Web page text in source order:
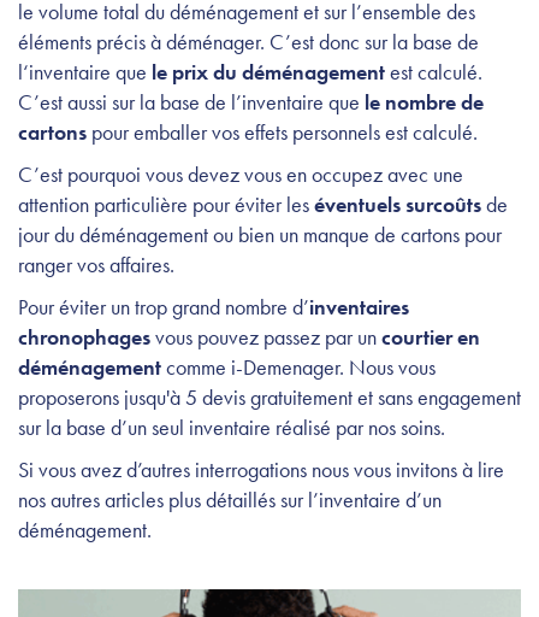
le volume total du déménagement et sur l’ensemble des
éléments précis à déménager. C’est donc sur la base de
l‘inventaire que le prix du déménagementest calculé.
C’est aussi sur la base de l’inventaire que le nombre de
cartons pour emballer vos effets personnels est calculé.
C’est pourquoi vous devez vous en occupez avec une
attention particulière pour éviter leséventuels surcoûtsde
jour du déménagement ou bien un manque de cartons pour
ranger vos affaires.
Pour éviter un trop grand nombre d’inventaires
chronophagesvous pouvez passez par uncourtier en
déménagementcomme i-Demenager. Nous vous
proposerons jusqu'à 5 devisgratuitement et sans engagement
sur la base d’un seul inventaire réalisé par nos soins.
Si vous avez d’autres interrogations nous vous invitons à lire
nos autres articles plus détaillés sur l’inventaire d’un
déménagement.